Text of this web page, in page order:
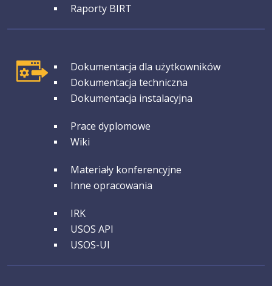
Raporty BIRT
GRUPA 1
Dokumentacja dla użytkowników
Dokumentacja techniczna
Dokumentacja instalacyjna
GRUPA 2
Prace dyplomowe
Wiki
GRUPA 3
Materiały konferencyjne
Inne opracowania
GRUPA 4
IRK
USOS API
USOS-UI